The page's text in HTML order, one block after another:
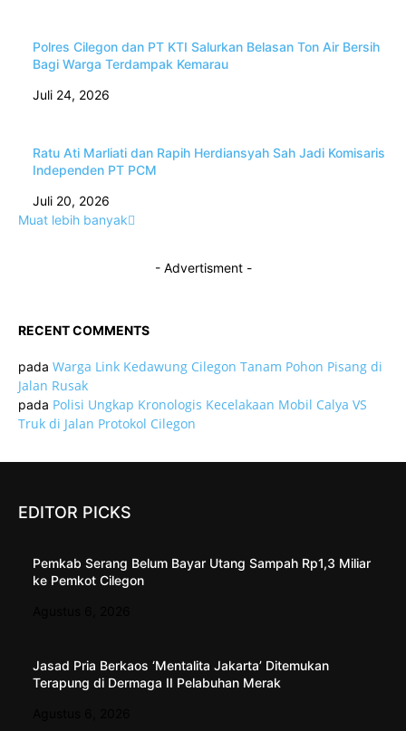
Polres Cilegon dan PT KTI Salurkan Belasan Ton Air Bersih
Bagi Warga Terdampak Kemarau
Juli 24, 2026
Ratu Ati Marliati dan Rapih Herdiansyah Sah Jadi Komisaris
Independen PT PCM
Juli 20, 2026
Muat lebih banyak
- Advertisment -
RECENT COMMENTS
pada Warga Link Kedawung Cilegon Tanam Pohon Pisang di
Jalan Rusak
pada Polisi Ungkap Kronologis Kecelakaan Mobil Calya VS
Truk di Jalan Protokol Cilegon
EDITOR PICKS
Pemkab Serang Belum Bayar Utang Sampah Rp1,3 Miliar
ke Pemkot Cilegon
Jasad Pria Berkaos ‘Mentalita Jakarta’ Ditemukan
Terapung di Dermaga II Pelabuhan Merak